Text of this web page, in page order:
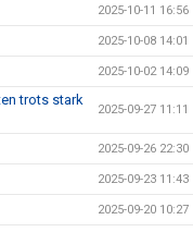
2025-10-11 16:56
2025-10-08 14:01
2025-10-02 14:09
trots stark
2025-09-27 11:11
2025-09-26 22:30
2025-09-23 11:43
2025-09-20 10:27